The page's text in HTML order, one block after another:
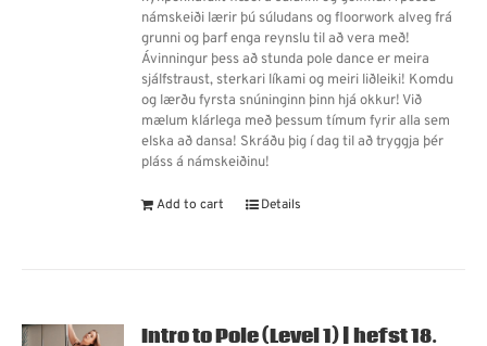
námskeiði lærir þú súludans og floorwork alveg frá
grunni og þarf enga reynslu til að vera með!
Ávinningur þess að stunda pole dance er meira
sjálfstraust, sterkari líkami og meiri liðleiki! Komdu
og lærðu fyrsta snúninginn þinn hjá okkur! Við
mælum klárlega með þessum tímum fyrir alla sem
elska að dansa! Skráðu þig í dag til að tryggja þér
pláss á námskeiðinu!
Add to cart Details
Intro to Pole (Level 1) | hefst 18.